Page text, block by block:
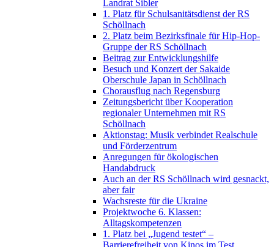
Landrat Sibler
1. Platz für Schulsanitätsdienst der RS
Schöllnach
2. Platz beim Bezirksfinale für Hip-Hop-
Gruppe der RS Schöllnach
Beitrag zur Entwicklungshilfe
Besuch und Konzert der Sakaide
Oberschule Japan in Schöllnach
Chorausflug nach Regensburg
Zeitungsbericht über Kooperation
regionaler Unternehmen mit RS
Schöllnach
Aktionstag: Musik verbindet Realschule
und Förderzentrum
Anregungen für ökologischen
Handabdruck
Auch an der RS Schöllnach wird gesnackt,
aber fair
Wachsreste für die Ukraine
Projektwoche 6. Klassen:
Alltagskompetenzen
1. Platz bei „Jugend testet“ –
Barrierefreiheit von Kinos im Test